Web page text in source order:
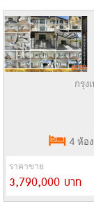
กรุง
4 ห้อ
ราคาขาย
3,790,000 บาท